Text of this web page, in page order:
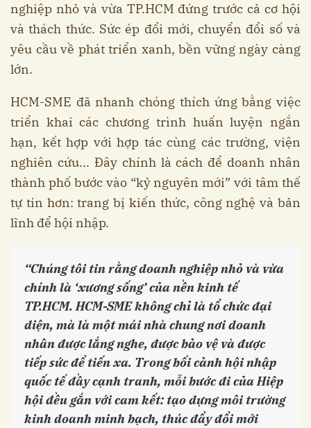
nghiệp nhỏ và vừa TP.HCM đứng trước cả cơ hội
và thách thức. Sức ép đổi mới, chuyển đổi số và
yêu cầu về phát triển xanh, bền vững ngày càng
lớn.
HCM-SME đã nhanh chóng thích ứng bằng việc
triển khai các chương trình huấn luyện ngắn
hạn, kết hợp với hợp tác cùng các trường, viện
nghiên cứu... Đây chính là cách để doanh nhân
thành phố bước vào “kỷ nguyên mới” với tâm thế
tự tin hơn: trang bị kiến thức, công nghệ và bản
lĩnh để hội nhập.
“Chúng tôi tin rằng doanh nghiệp nhỏ và vừa
chính là ‘xương sống’ của nền kinh tế
TP.HCM. HCM-SME không chỉ là tổ chức đại
diện, mà là một mái nhà chung nơi doanh
nhân được lắng nghe, được bảo vệ và được
tiếp sức để tiến xa. Trong bối cảnh hội nhập
quốc tế đầy cạnh tranh, mỗi bước đi của Hiệp
hội đều gắn với cam kết: tạo dựng môi trường
kinh doanh minh bạch, thúc đẩy đổi mới